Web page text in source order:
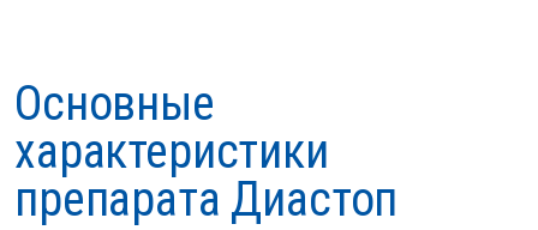
Основные
характеристики
препарата Диастоп